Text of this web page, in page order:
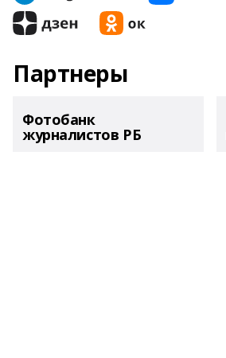
Партнеры
Фотобанк
журналистов РБ